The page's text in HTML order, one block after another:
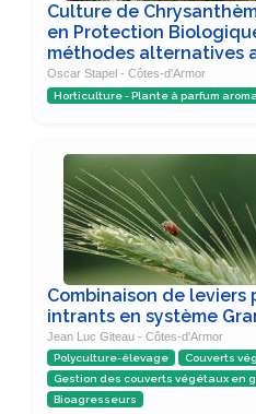
Culture de
en Protection
méthodes alternatives
Oscar Stapel - Côtes-d'Armor
Horticulture - Plante à parfum
Combinaison de leviers
intrants en système
Jean Luc Giteau - Côtes-d'Armor
Polyculture-élevage
Couverts
Gestion des couverts végétaux en
Bioagresseurs